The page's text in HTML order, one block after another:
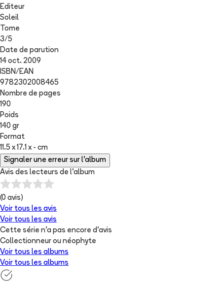
Editeur
Soleil
Tome
3/5
Date de parution
14 oct. 2009
ISBN/EAN
9782302008465
Nombre de pages
190
Poids
140 gr
Format
11.5 x 17.1 x - cm
Signaler une erreur sur l'album
Avis des lecteurs de l'album
(0 avis)
Voir tous les avis
Voir tous les avis
Cette série n'a pas encore d'avis
Collectionneur ou néophyte
Voir tous les albums
Voir tous les albums